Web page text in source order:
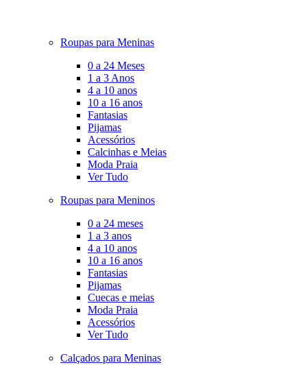
Roupas para Meninas
0 a 24 Meses
1 a 3 Anos
4 a 10 anos
10 a 16 anos
Fantasias
Pijamas
Acessórios
Calcinhas e Meias
Moda Praia
Ver Tudo
Roupas para Meninos
0 a 24 meses
1 a 3 anos
4 a 10 anos
10 a 16 anos
Fantasias
Pijamas
Cuecas e meias
Moda Praia
Acessórios
Ver Tudo
Calçados para Meninas